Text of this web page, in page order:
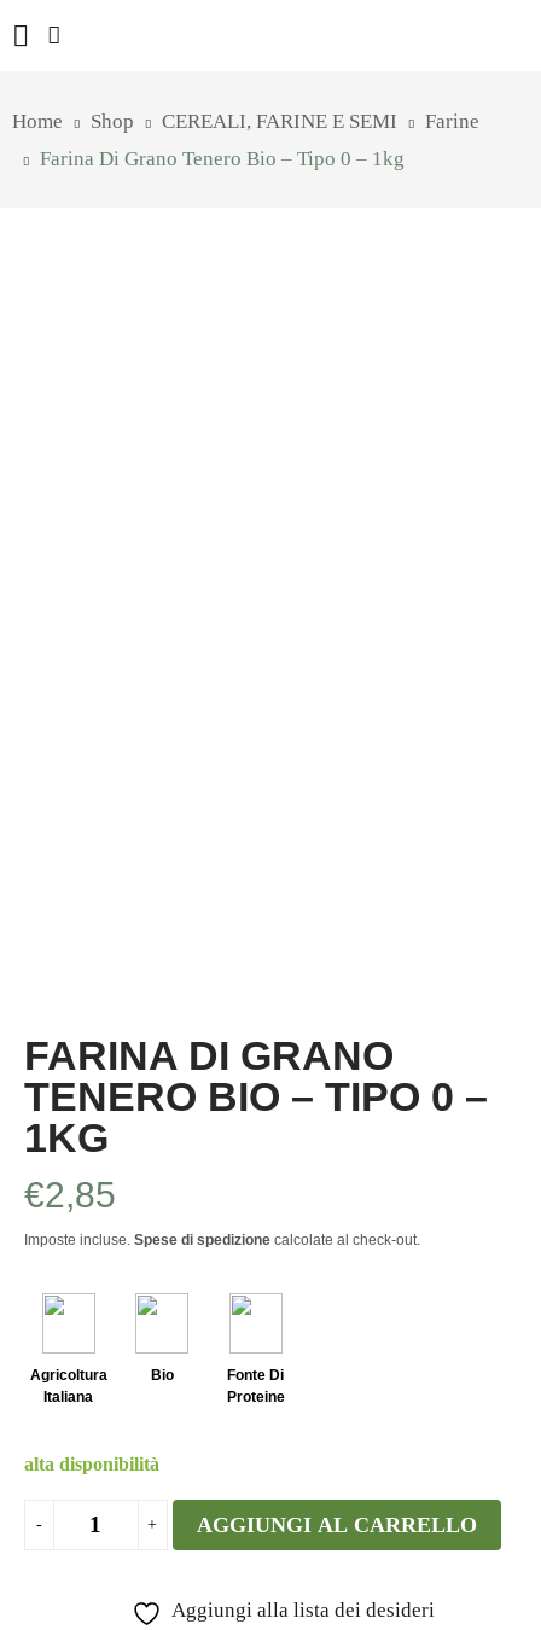
Home Shop CEREALI, FARINE E SEMI
Farine
Farina Di Grano Tenero Bio – Tipo 0 – 1kg
FARINA DI GRANO
TENERO BIO – TIPO 0 –
1KG
€2,85
Imposte incluse. Spese di spedizione calcolate al check-out.
Agricoltura
Italiana
Bio
Fonte Di
Proteine
alta disponibilità
AGGIUNGI AL CARRELLO
Aggiungi alla lista dei desideri